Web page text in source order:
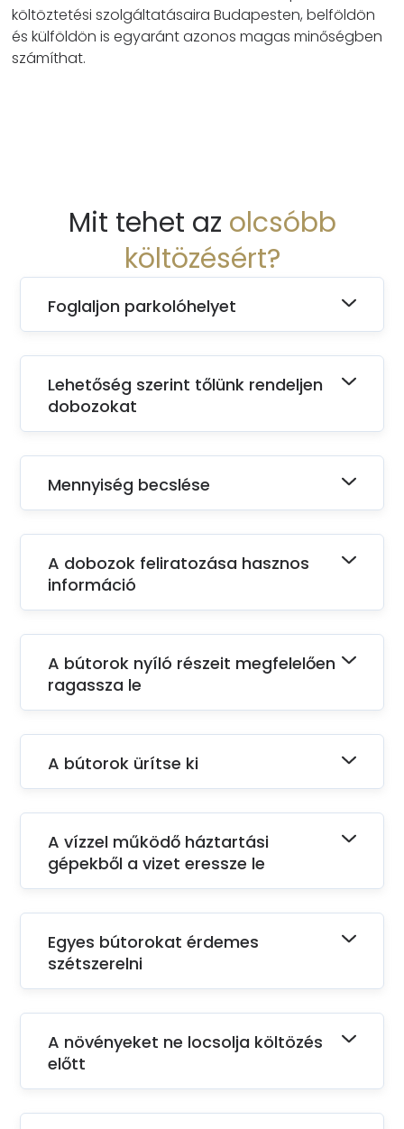
költöztetési szolgáltatásaira Budapesten, belföldön
és külföldön is egyaránt azonos magas minőségben
számíthat.
Mit tehet az olcsóbb
költözésért?
Foglaljon parkolóhelyet
Lehetőség szerint tőlünk rendeljen
dobozokat
Mennyiség becslése
A dobozok feliratozása hasznos
információ
A bútorok nyíló részeit megfelelően
ragassza le
A bútorok ürítse ki
A vízzel működő háztartási
gépekből a vizet eressze le
Egyes bútorokat érdemes
szétszerelni
A növényeket ne locsolja költözés
előtt